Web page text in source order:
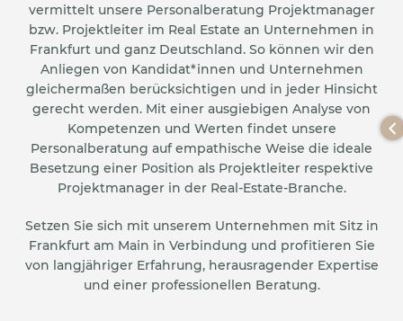
vermittelt unsere Personalberatung Projektmanager
bzw. Projektleiter im Real Estate an Unternehmen in
Frankfurt und ganz Deutschland. So können wir den
Anliegen von Kandidat*innen und Unternehmen
gleichermaßen berücksichtigen und in jeder Hinsicht
gerecht werden. Mit einer ausgiebigen Analyse von
Kompetenzen und Werten findet unsere
Personalberatung auf empathische Weise die ideale
Besetzung einer Position als Projektleiter respektive
Projektmanager in der Real-Estate-Branche.
Setzen Sie sich mit unserem Unternehmen mit Sitz in
Frankfurt am Main in Verbindung und profitieren Sie
von langjähriger Erfahrung, herausragender Expertise
und einer professionellen Beratung.